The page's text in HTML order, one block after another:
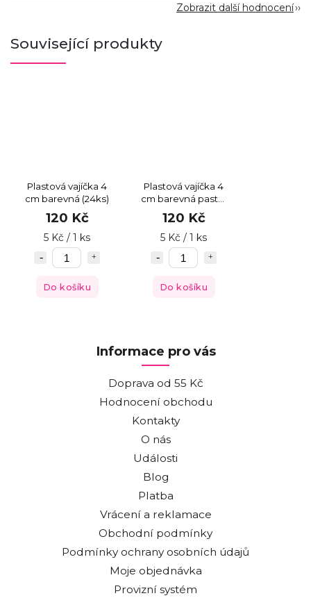
Zobrazit další hodnocení
Související produkty
Plastová vajíčka 4
cm barevná (24ks)
120 Kč
5 Kč / 1 ks
Do košíku
Plastová vajíčka 4
cm barevná pastel
(24ks)
120 Kč
5 Kč / 1 ks
Do košíku
Informace pro vás
Doprava od 55 Kč
Hodnocení obchodu
Kontakty
O nás
Události
Blog
Platba
Vrácení a reklamace
Obchodní podmínky
Podmínky ochrany osobních údajů
Moje objednávka
Provizní systém